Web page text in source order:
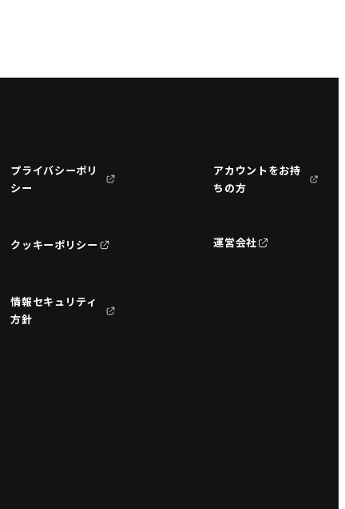
プライバシーポリ
シー
クッキーポリシー
情報セキュリティ
方針
アカウントをお持
ちの方
運営会社